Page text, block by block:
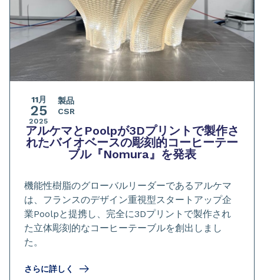
11月
25
2025
製品
CSR
アルケマとPoolpが3Dプリントで製作さ
れたバイオベースの彫刻的コーヒーテー
ブル『Nomura』を発表
機能性樹脂のグローバルリーダーであるアルケマ
は、フランスのデザイン重視型スタートアップ企
業Poolpと提携し、完全に3Dプリントで製作され
た立体彫刻的なコーヒーテーブルを創出しまし
た。
さらに詳しく